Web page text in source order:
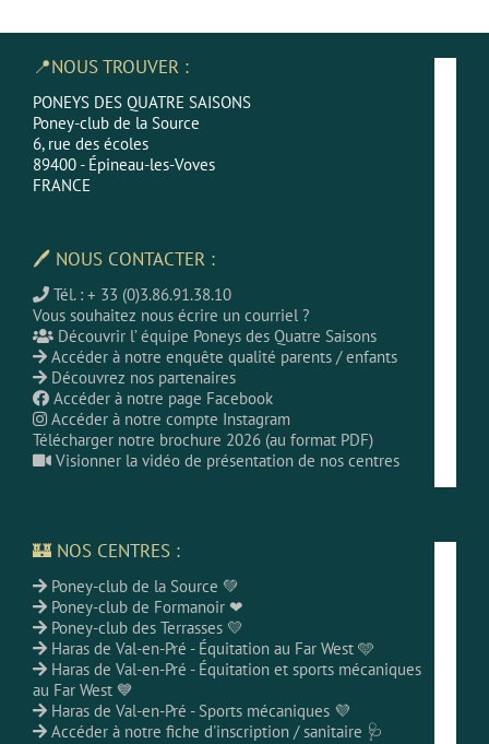
📍NOUS TROUVER :
PONEYS DES QUATRE SAISONS
Poney-club de la Source
6, rue des écoles
89400 - Épineau-les-Voves
FRANCE
🖊 NOUS CONTACTER :
Tél. : + 33 (0)3.86.91.38.10
Vous souhaitez nous écrire un courriel ?
Découvrir l’ équipe Poneys des Quatre Saisons
Accéder à notre enquête qualité parents / enfants
Découvrez nos partenaires
Accéder à notre page Facebook
Accéder à notre compte Instagram
Télécharger notre brochure 2026 (au format PDF)
Visionner la vidéo de présentation de nos centres
🏰 NOS CENTRES :
Poney-club de la Source 💚
Poney-club de Formanoir ❤
Poney-club des Terrasses 💛
Haras de Val-en-Pré - Équitation au Far West 🩵
Haras de Val-en-Pré - Équitation et sports mécaniques
au Far West 💙
Haras de Val-en-Pré - Sports mécaniques 💜
Accéder à notre fiche d'inscription / sanitaire 🩺